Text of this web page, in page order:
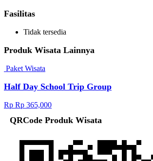
Fasilitas
Tidak tersedia
Produk Wisata Lainnya
Paket Wisata
Half Day School Trip Group
Rp Rp 365,000
QRCode Produk Wisata